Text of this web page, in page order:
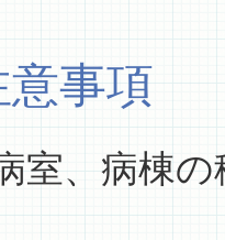
事項
室、病棟